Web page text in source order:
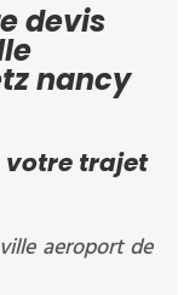
devis
nancy
votre trajet
aeroport de